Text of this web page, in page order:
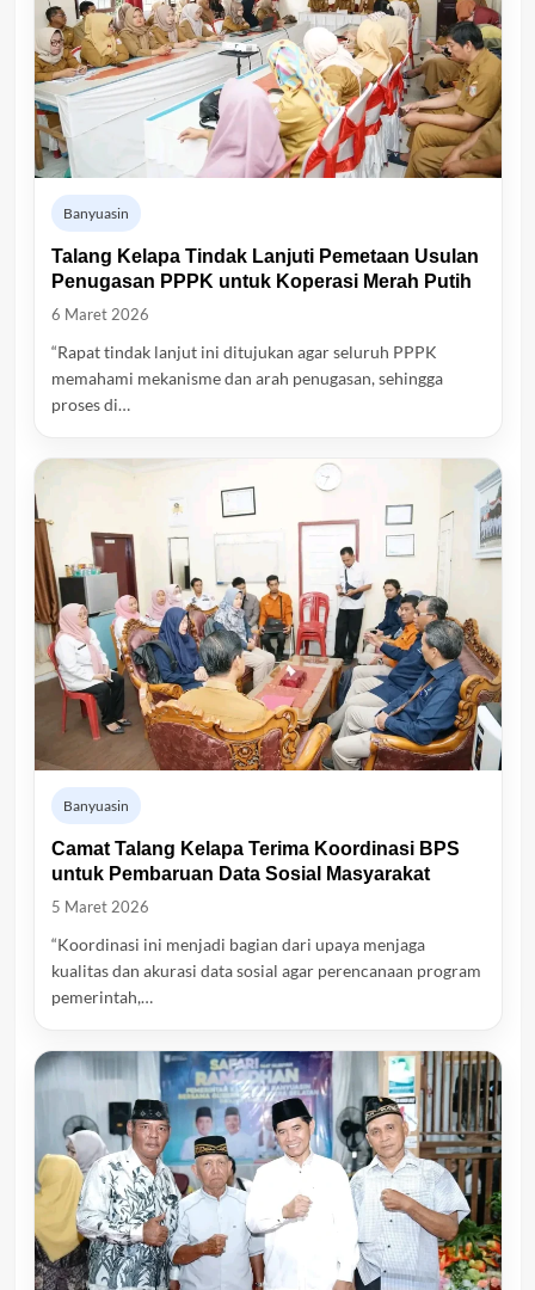
Banyuasin
Talang Kelapa Tindak Lanjuti Pemetaan Usulan
Penugasan PPPK untuk Koperasi Merah Putih
6 Maret 2026
“Rapat tindak lanjut ini ditujukan agar seluruh PPPK
memahami mekanisme dan arah penugasan, sehingga
proses di…
Banyuasin
Camat Talang Kelapa Terima Koordinasi BPS
untuk Pembaruan Data Sosial Masyarakat
5 Maret 2026
“Koordinasi ini menjadi bagian dari upaya menjaga
kualitas dan akurasi data sosial agar perencanaan program
pemerintah,…